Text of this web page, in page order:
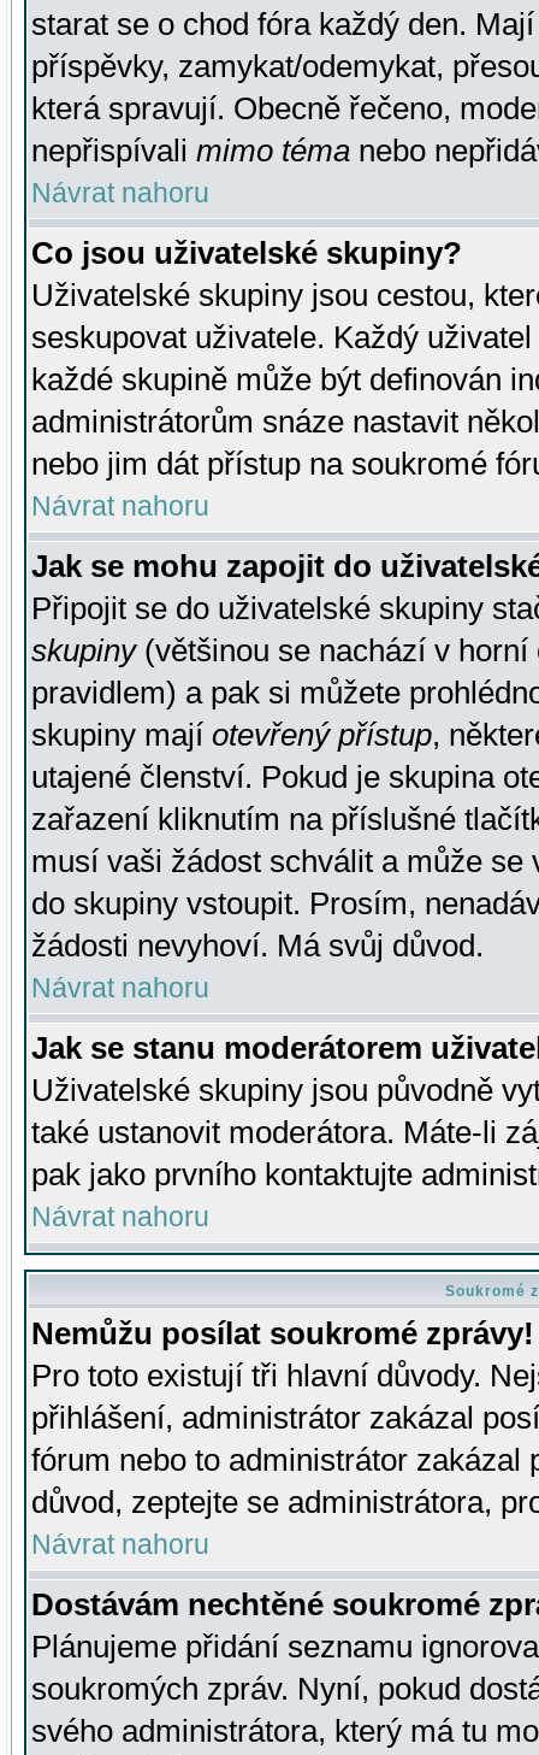
starat se o chod fóra každý den.
příspěvky, zamykat/odemykat,
která spravují. Obecně řečeno,
nepřispívali mimo téma nebo
Návrat nahoru
Co jsou uživatelské skupiny?
Uživatelské skupiny jsou cestou,
seskupovat uživatele. Každý
každé skupině může být definován
administrátorům snáze nastavit
nebo jim dát přístup na soukromé
Návrat nahoru
Jak se mohu zapojit do
Připojit se do uživatelské skupiny
skupiny(většinou se nachází v horní
pravidlem) a pak si můžete
skupiny mají otevřený přístup,
utajené členství. Pokud je skupina
zařazení kliknutím na příslušné
musí vaši žádost schválit a může se
do skupiny vstoupit. Prosím,
žádosti nevyhoví. Má svůj důvod.
Návrat nahoru
Jak se stanu moderátorem
Uživatelské skupiny jsou původně
také ustanovit moderátora. Máte-li
pak jako prvního kontaktujte
Návrat nahoru
Soukromé
Nemůžu posílat soukromé zprávy!
Pro toto existují tři hlavní důvody.
přihlášení, administrátor zakázal
fórum nebo to administrátor zakázal
důvod, zeptejte se administrátora,
Návrat nahoru
Dostávám nechtěné soukromé
Plánujeme přidání seznamu
soukromých zpráv. Nyní, pokud
svého administrátora, který má tu